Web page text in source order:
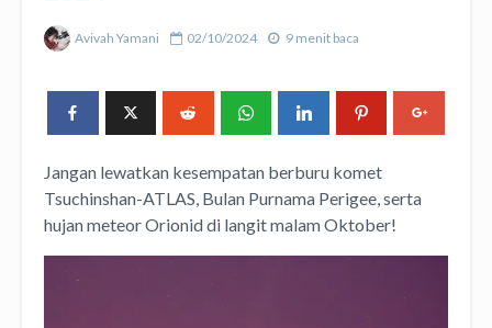
Avivah Yamani 02/10/2024 9 menit baca
Jangan lewatkan kesempatan berburu komet
Tsuchinshan-ATLAS, Bulan Purnama Perigee, serta
hujan meteor Orionid di langit malam Oktober!